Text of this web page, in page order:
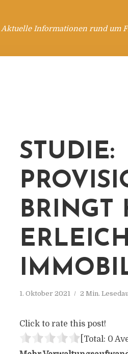
Aktuelle Informationen rund um
STUDIE:
1. Oktober 2021 2 Min.
Click to rate this post!
[Total: 0